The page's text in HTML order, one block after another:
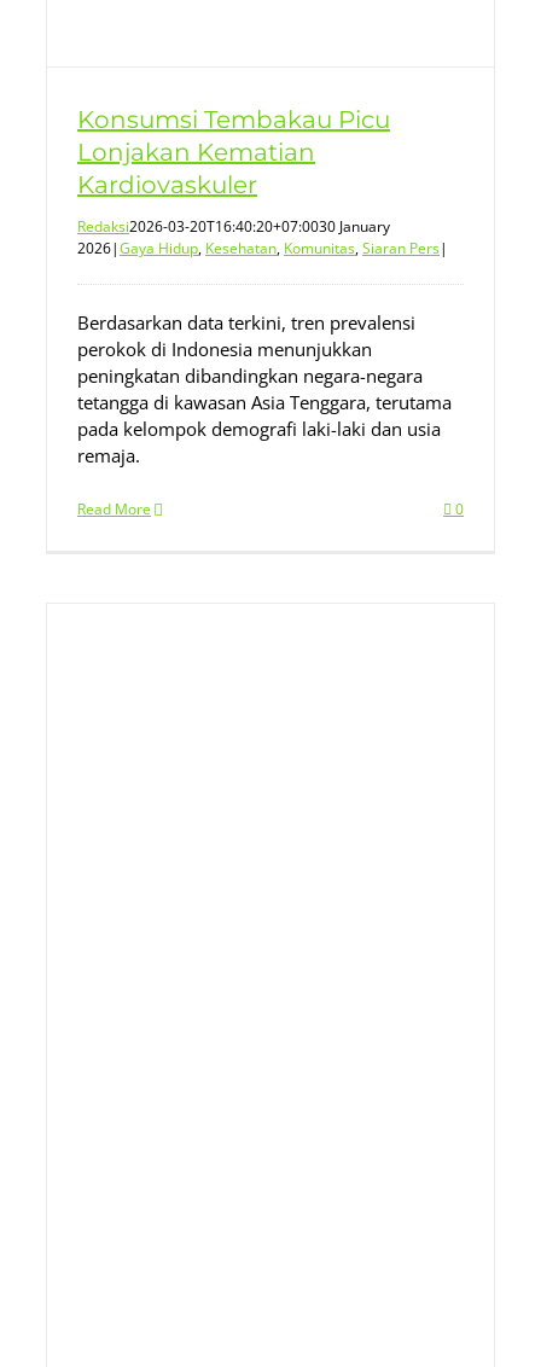
Konsumsi Tembakau Picu
Lonjakan Kematian
Kardiovaskuler
Redaksi2026-03-20T16:40:20+07:0030 January
2026|Gaya Hidup, Kesehatan, Komunitas,Siaran Pers|
Berdasarkan data terkini, tren prevalensi
perokok di Indonesia menunjukkan
peningkatan dibandingkan negara-negara
tetangga di kawasan Asia Tenggara, terutama
pada kelompok demografi laki-laki dan usia
remaja.
Read More 0